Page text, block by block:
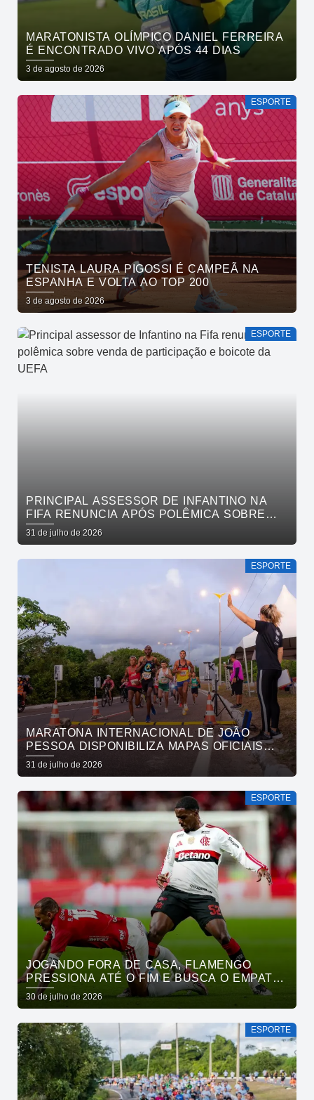
MARATONISTA OLÍMPICO DANIEL FERREIRA
É ENCONTRADO VIVO APÓS 44 DIAS
3 de agosto de 2026
ESPORTE
TENISTA LAURA PIGOSSI É CAMPEÃ NA
ESPANHA E VOLTA AO TOP 200
3 de agosto de 2026
ESPORTE
PRINCIPAL ASSESSOR DE INFANTINO NA
FIFA RENUNCIA APÓS POLÊMICA SOBRE
VENDA DE PARTICIPAÇÃO E BOICOTE DA
UEFA
31 de julho de 2026
ESPORTE
MARATONA INTERNACIONAL DE JOÃO
PESSOA DISPONIBILIZA MAPAS OFICIAIS
DAS PROVAS E ORIENTA ATLETAS SOBRE
31 de julho de 2026
ESPORTE
JOGANDO FORA DE CASA, FLAMENGO
PRESSIONA ATÉ O FIM E BUSCA O EMPATE
PELO BRASILEIRÃO
30 de julho de 2026
ESPORTE